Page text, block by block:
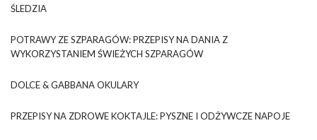
ŚLEDZIA
POTRAWY ZE SZPARAGÓW: PRZEPISY NA DANIA Z
WYKORZYSTANIEM ŚWIEŻYCH SZPARAGÓW
DOLCE & GABBANA OKULARY
PRZEPISY NA ZDROWE KOKTAJLE: PYSZNE I ODŻYWCZE NAPOJE